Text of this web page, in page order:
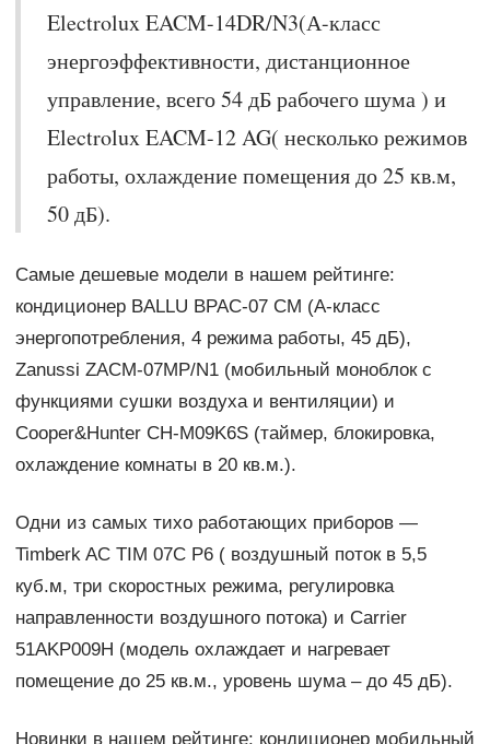
Electrolux EACM-14DR/N3(А-класс
энергоэффективности, дистанционное
управление, всего 54 дБ рабочего шума ) и
Electrolux EACM-12 AG( несколько режимов
работы, охлаждение помещения до 25 кв.м,
50 дБ).
Самые дешевые модели в нашем рейтинге:
кондиционер BALLU BPAC-07 CM (А-класс
энергопотребления, 4 режима работы, 45 дБ),
Zanussi ZACM-07MP/N1 (мобильный моноблок с
функциями сушки воздуха и вентиляции) и
Cooper&Hunter CH-M09K6S (таймер, блокировка,
охлаждение комнаты в 20 кв.м.).
Одни из самых тихо работающих приборов —
Timberk AC TIM 07C P6 ( воздушный поток в 5,5
куб.м, три скоростных режима, регулировка
направленности воздушного потока) и Carrier
51AKP009H (модель охлаждает и нагревает
помещение до 25 кв.м., уровень шума – до 45 дБ).
Новинки в нашем рейтинге: кондиционер мобильный